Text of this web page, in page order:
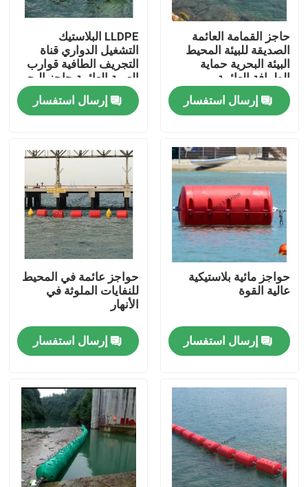
مسكن
معلومات عنا
جولة في المعمل
مراقبة الجودة
أخبار
حالات
رفرف يوكوهاما الهوائي
درابزين هوائي مائي
حاجز القمامة العائمة
الصديقة للبيئة المحيط
البيئة البحرية حماية
الطوافة العائمة
إرسال استفسار
LLDPE البلاستيك
التشغيل الدواري قناة
التجريف الطافية قوارب
العربة العائمة حاجز البحر
إرسال استفسار
حواجز مائية بلاستيكية
عالية القوة
إرسال استفسار
حواجز عائمة في المحيط
للنفايات الملوثة في
الأنهار
إرسال استفسار